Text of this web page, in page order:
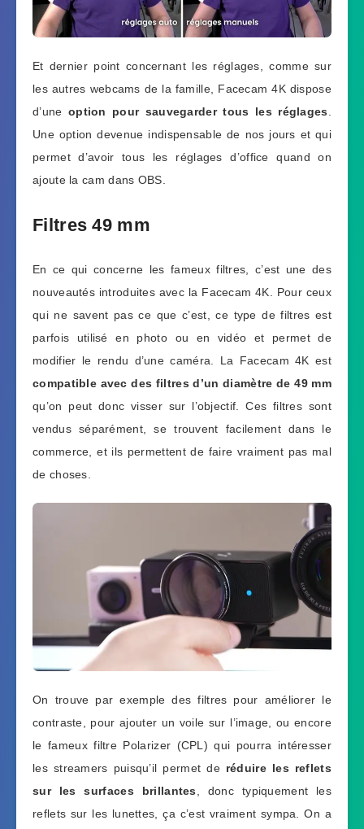
Et dernier point concernant les réglages, comme sur
les autres webcams de la famille, Facecam 4K dispose
d’une option pour sauvegarder tous les réglages
Une option devenue indispensable de nos jours et qui
permet d’avoir tous les réglages d’office quand on
ajoute la cam dans OBS.
Filtres 49 mm
En ce qui concerne les fameux filtres, c’est une des
nouveautés introduites avec la Facecam 4K. Pour ceux
qui ne savent pas ce que c’est, ce type de filtres est
parfois utilisé en photo ou en vidéo et permet de
modifier le rendu d’une caméra. La Facecam 4K est
compatible avec des filtres d’un diamètre de 49 mm
qu’on peut donc visser sur l’objectif. Ces filtres sont
vendus séparément, se trouvent facilement dans le
commerce, et ils permettent de faire vraiment pas mal
de choses.
On trouve par exemple des filtres pour améliorer le
contraste, pour ajouter un voile sur l’image, ou encore
le fameux filtre Polarizer (CPL) qui pourra intéresser
les streamers puisqu’il permet de réduire les reflets
sur les surfaces brillantes
, donc typiquement les
reflets sur les lunettes, ça c’est vraiment sympa. On a